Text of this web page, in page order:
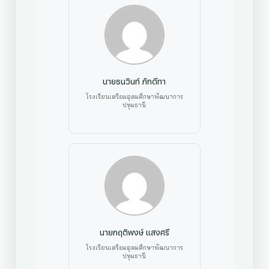
นายธนวินท์ ภักดีทา
โรงเรียนเตรียมอุดมศึกษาพัฒนาการ
ปทุมธานี
นายกฤติพงษ์ แสงศรี
โรงเรียนเตรียมอุดมศึกษาพัฒนาการ
ปทุมธานี